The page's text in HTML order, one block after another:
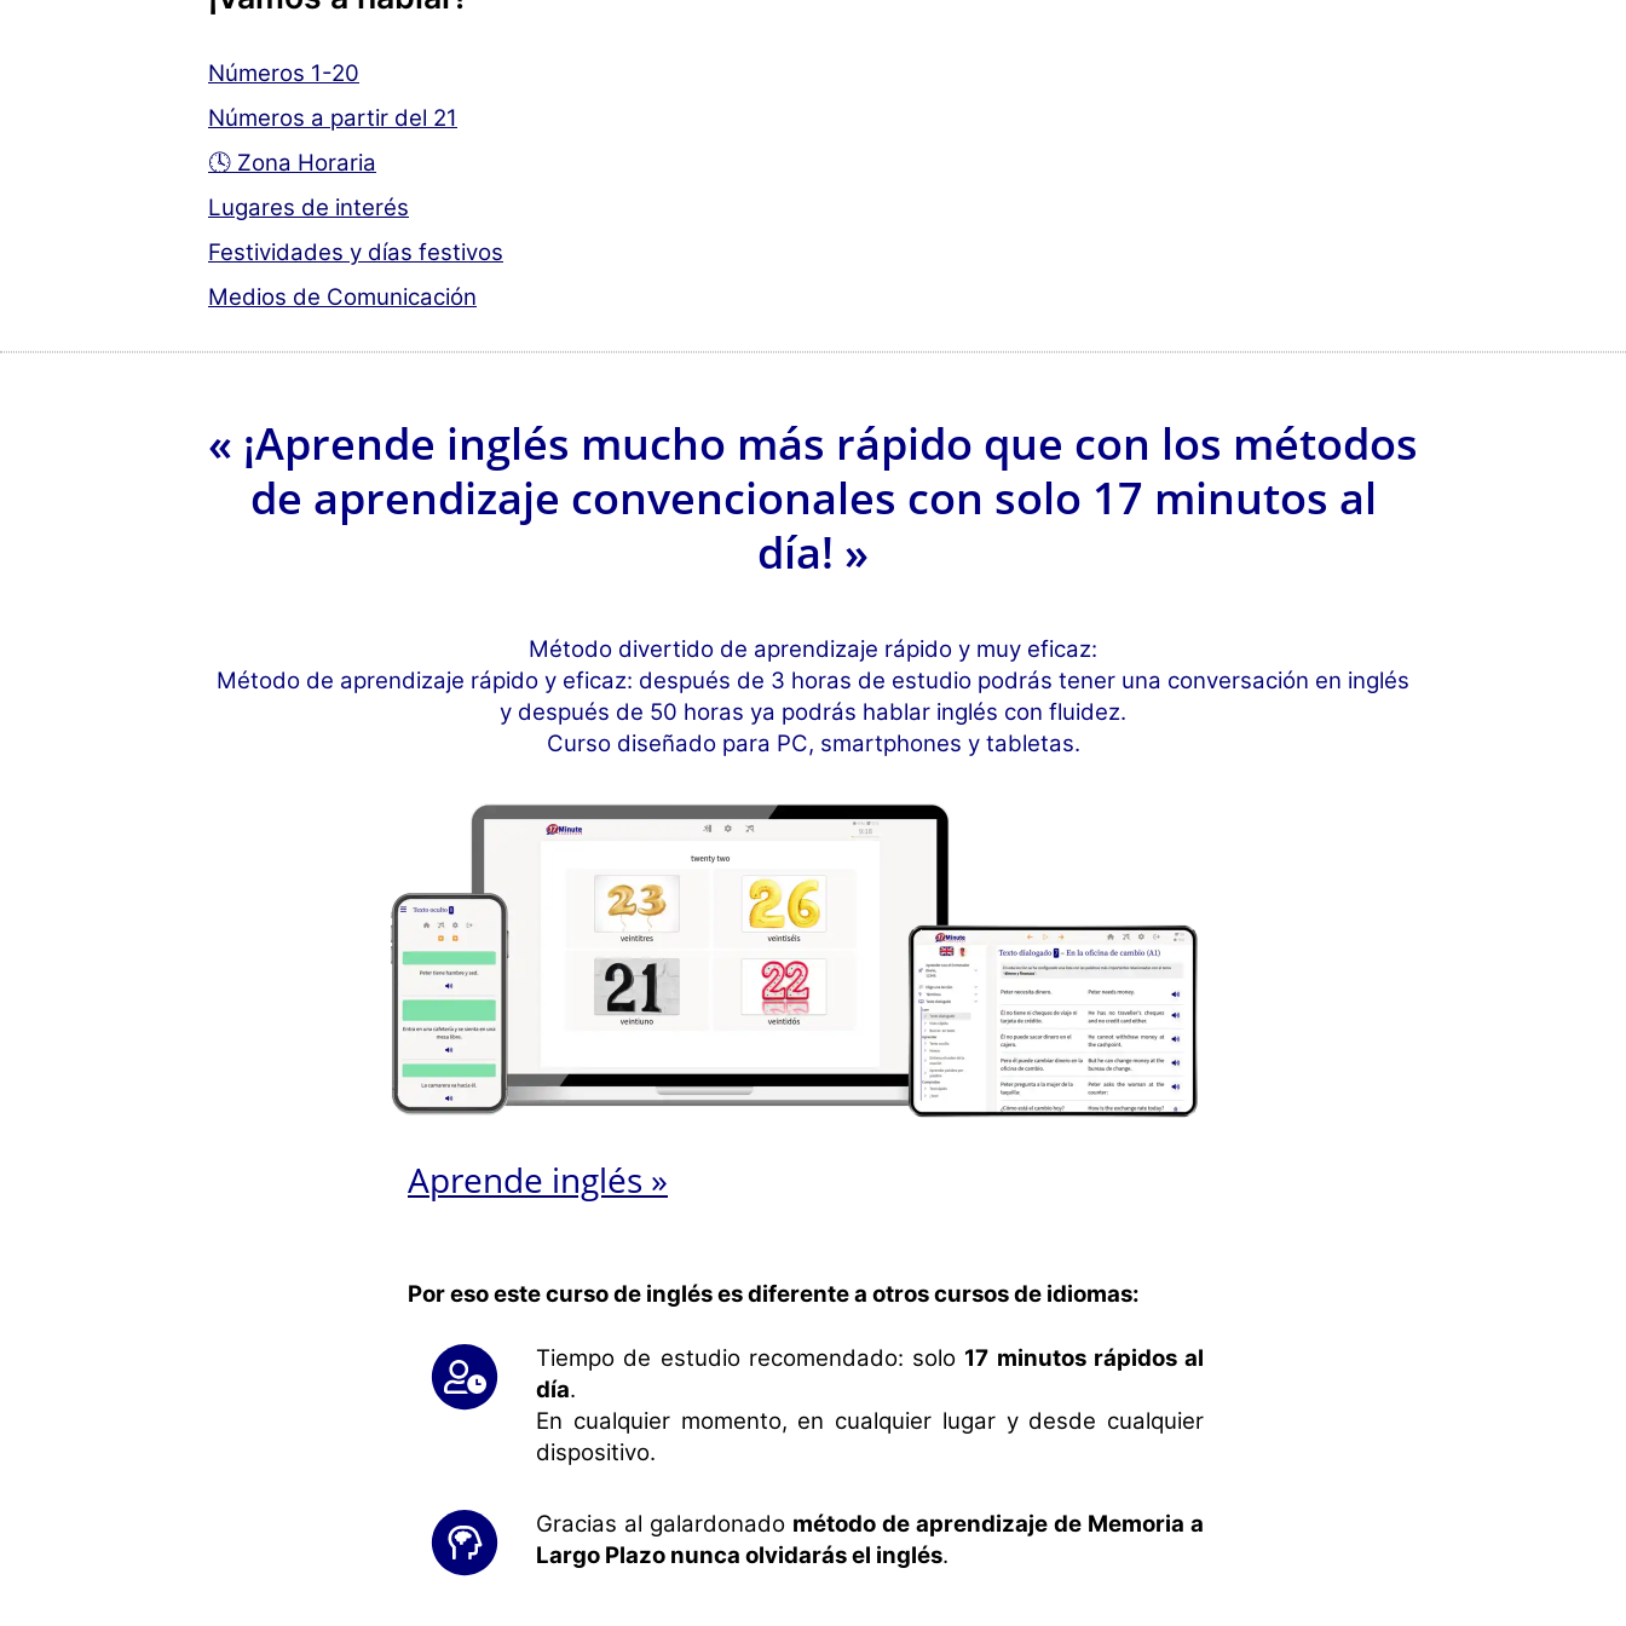
Números 1-20
Números a partir del 21
🕓 Zona Horaria
Lugares de interés
Festividades y días festivos
Medios de Comunicación
« ¡Aprende inglés mucho más rápido que con los métodos
de aprendizaje convencionales con solo 17 minutos al
día! »
Método divertido de aprendizaje rápido y muy eficaz:
Método de aprendizaje rápido y eficaz: después de 3 horas de estudio podrás tener una conversación en inglés
y después de 50 horas ya podrás hablar inglés con fluidez.
Curso diseñado para PC, smartphones y tabletas.
Aprende inglés »
Por eso este curso de inglés es diferente a otros cursos de idiomas:
Tiempo de estudio recomendado: solo 17 minutos rápidos al
día.
En cualquier momento, en cualquier lugar y desde cualquier
dispositivo.
Gracias al galardonado método de aprendizaje de Memoria a
Largo Plazo nunca olvidarás el inglés.